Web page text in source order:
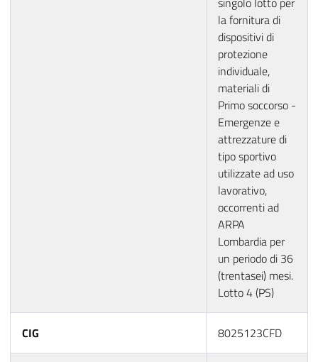
la fornitura di
dispositivi di
protezione
individuale,
materiali di
Primo soccorso -
Emergenze e
attrezzature di
tipo sportivo
utilizzate ad uso
lavorativo,
occorrenti ad
ARPA
Lombardia per
un periodo di 36
(trentasei) mesi.
Lotto 4 (PS)
CIG 8025123CFD